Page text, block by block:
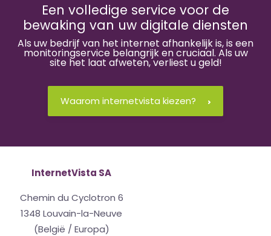
Een volledige service voor de
bewaking van uw digitale diensten
Als uw bedrijf van het internet afhankelijk is, is een
monitoringservice belangrijk en cruciaal. Als uw
site het laat afweten, verliest u geld!
Waarom internetvista kiezen?
InternetVista SA
Chemin du Cyclotron 6
1348 Louvain-la-Neuve
(België / Europa)